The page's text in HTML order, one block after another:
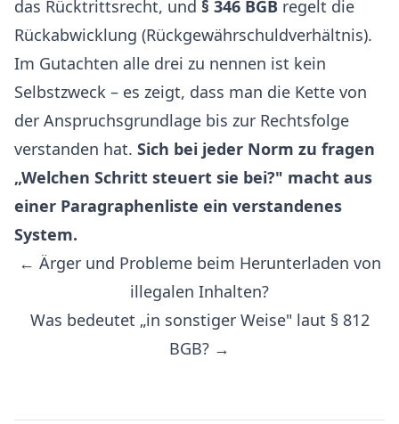
das Rücktrittsrecht, und § 346 BGB regelt die
Rückabwicklung (Rückgewährschuldverhältnis).
Im Gutachten alle drei zu nennen ist kein
Selbstzweck – es zeigt, dass man die Kette von
der Anspruchsgrundlage bis zur Rechtsfolge
verstanden hat. Sich bei jeder Norm zu fragen
„Welchen Schritt steuert sie bei?" macht aus
einer Paragraphenliste ein verstandenes
System.
← Ärger und Probleme beim Herunterladen von
illegalen Inhalten?
Was bedeutet „in sonstiger Weise" laut § 812
BGB? →